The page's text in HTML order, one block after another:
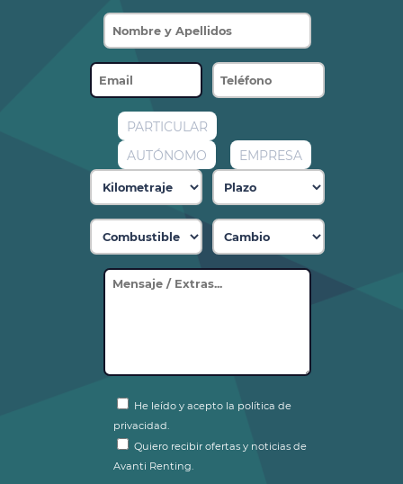
PARTICULAR
AUTÓNOMO
EMPRESA
He leído y acepto la política de
privacidad.
Quiero recibir ofertas y noticias de
Avanti Renting.